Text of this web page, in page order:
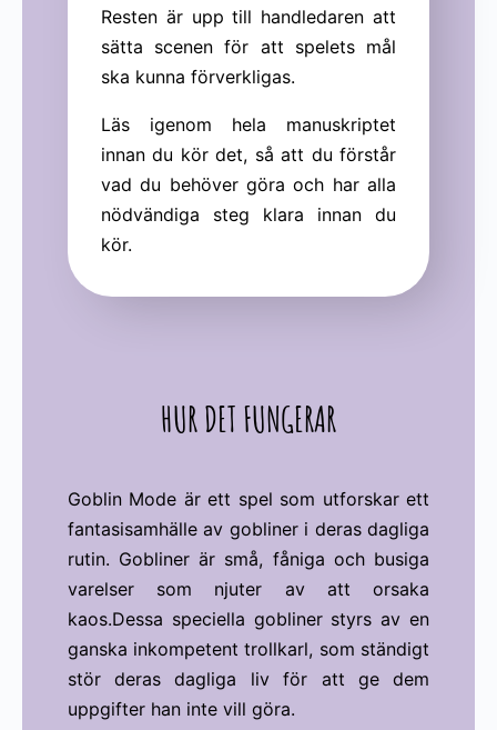
Resten är upp till handledaren att
sätta scenen för att spelets mål
ska kunna förverkligas.
Läs igenom hela manuskriptet
innan du kör det, så att du förstår
vad du behöver göra och har alla
nödvändiga steg klara innan du
kör.
HUR DET FUNGERAR
Goblin Mode är ett spel som utforskar ett
fantasisamhälle av gobliner i deras dagliga
rutin. Gobliner är små, fåniga och busiga
varelser som njuter av att orsaka
kaos.Dessa speciella gobliner styrs av en
ganska inkompetent trollkarl, som ständigt
stör deras dagliga liv för att ge dem
uppgifter han inte vill göra.